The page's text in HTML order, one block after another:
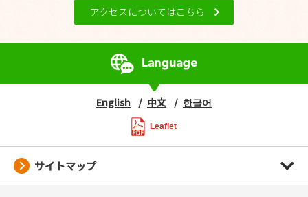
アクセスについてはこちら
English 中文 한글어
Leaflet
サイトマップ